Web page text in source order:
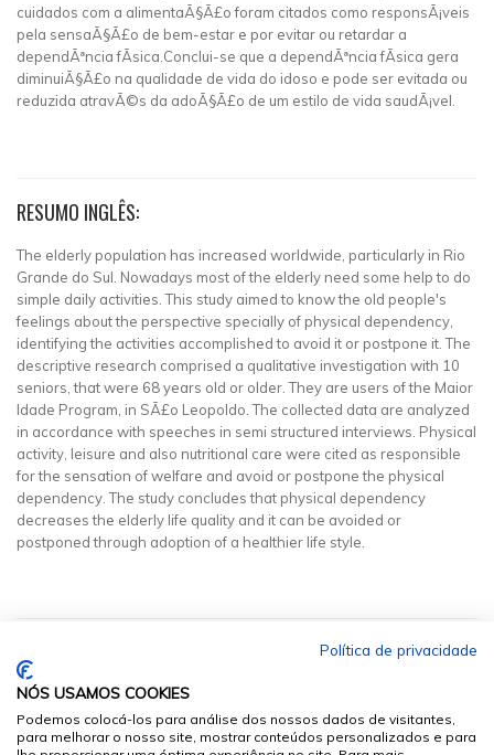
cuidados com a alimentaÃ§Ã£o foram citados como responsÃ¡veis
pela sensaÃ§Ã£o de bem-estar e por evitar ou retardar a
dependÃªncia fÃ­sica.Conclui-se que a dependÃªncia fÃ­sica gera
diminuiÃ§Ã£o na qualidade de vida do idoso e pode ser evitada ou
reduzida atravÃ©s da adoÃ§Ã£o de um estilo de vida saudÃ¡vel.
RESUMO INGLÊS:
The elderly population has increased worldwide, particularly in Rio
Grande do Sul. Nowadays most of the elderly need some help to do
simple daily activities. This study aimed to know the old people's
feelings about the perspective specially of physical dependency,
identifying the activities accomplished to avoid it or postpone it. The
descriptive research comprised a qualitative investigation with 10
seniors, that were 68 years old or older. They are users of the Maior
Idade Program, in SÃ£o Leopoldo. The collected data are analyzed
in accordance with speeches in semi structured interviews. Physical
activity, leisure and also nutritional care were cited as responsible
for the sensation of welfare and avoid or postpone the physical
dependency. The study concludes that physical dependency
decreases the elderly life quality and it can be avoided or
postponed through adoption of a healthier life style.
Política de privacidade
NÓS USAMOS COOKIES
Podemos colocá-los para análise dos nossos dados de visitantes,
para melhorar o nosso site, mostrar conteúdos personalizados e para